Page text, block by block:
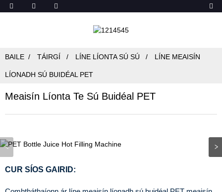
BAILE TÁIRGÍ LÍNE LÍONTA SÚ SÚ LÍNE MEAISÍN
LÍONADH SÚ BUIDÉAL PET
Meaisín Líonta Te Sú Buidéal PET
CUR SÍOS GAIRID: